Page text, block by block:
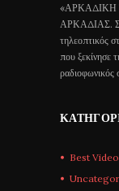
«ΑΡΚΑΔΙΚΗ
ΑΡΚΑΔΙΑΣ.
τηλεοπτικός
που ξεκίνησε
Best